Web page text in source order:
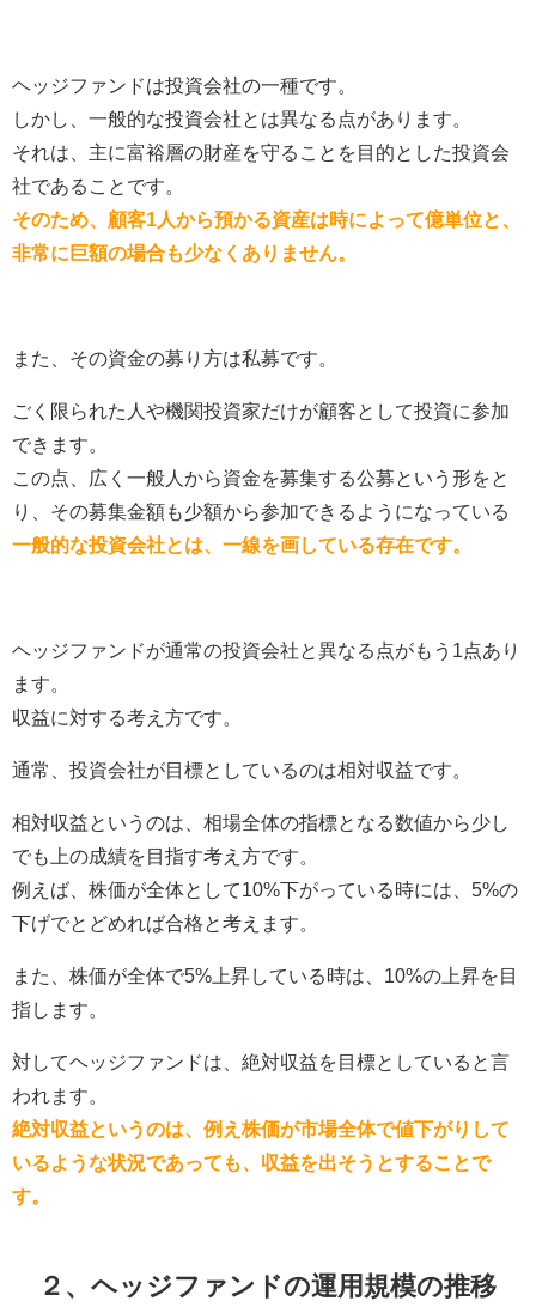
ヘッジファンドは投資会社の一種です。
しかし、一般的な投資会社とは異なる点があります。
それは、主に富裕層の財産を守ることを目的とした投資会
社であることです。
そのため、顧客1人から預かる資産は時によって億単位と、
非常に巨額の場合も少なくありません。
また、その資金の募り方は私募です。
ごく限られた人や機関投資家だけが顧客として投資に参加
できます。
この点、広く一般人から資金を募集する公募という形をと
り、その募集金額も少額から参加できるようになっている
一般的な投資会社とは、一線を画している存在です。
ヘッジファンドが通常の投資会社と異なる点がもう1点あり
ます。
収益に対する考え方です。
通常、投資会社が目標としているのは相対収益です。
相対収益というのは、相場全体の指標となる数値から少し
でも上の成績を目指す考え方です。
例えば、株価が全体として10%下がっている時には、5%の
下げでとどめれば合格と考えます。
また、株価が全体で5%上昇している時は、10%の上昇を目
指します。
対してヘッジファンドは、絶対収益を目標としていると言
われます。
絶対収益というのは、例え株価が市場全体で値下がりして
いるような状況であっても、収益を出そうとすることで
す。
２、ヘッジファンドの運用規模の推移